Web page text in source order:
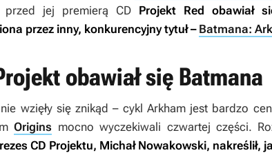
przed jej premierą CD Projekt Red obawiał
przez inny, konkurencyjny tytuł – Batmana:
obawiał się Batmana
wzięły się znikąd – cykl Arkhamjest bardzo
Origins mocno wyczekiwali czwartej części.
CD Projektu, Michał Nowakowski, nakreślił,